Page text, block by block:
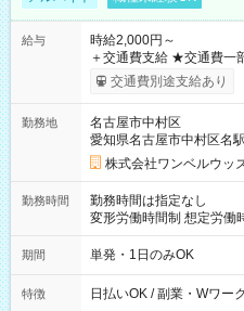
給与
時給2,000円～
＋交通費支給 ★交通費一部支給！ ┗1日500円を超えた分は全額
支給！ ※往復500円以内の方
OK！（規定あり） ┗働
期間なし
交通費別途支給あり
勤務地
名古屋市中村区
愛知県名古屋市中村区名
株式会社ワンベルウッ
勤務時間
勤務時間は指定なし
変形労働時間制 想定労働時間170時間/
10/26 全日共通 08：00～
～9/19のみ下記シフトもあ
00
期間 単発・1日のみOK
特徴 日払いOK / 副業・Wワー